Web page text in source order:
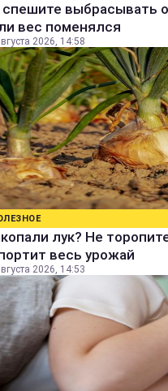
выбрасывать
вес поменялся
2026, 14:58
лук? Не
весь урожай
2026, 14:53